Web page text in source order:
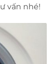
vấn nhé!